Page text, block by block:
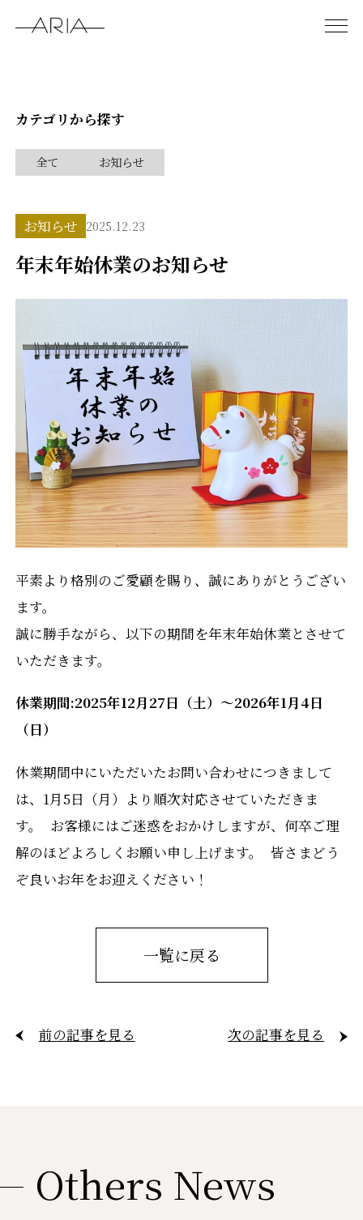
お知らせ 2025.12.23
年末年始休業のお知らせ
平素より格別のご愛顧を賜り、誠にありがとうござい
ます。
誠に勝手ながら、以下の期間を年末年始休業とさせて
いただきます。
休業期間:2025年12月27日（土）～2026年1月4日
（日）
休業期間中にいただいたお問い合わせにつきまして
は、1月5日（月）より順次対応させていただきま
す。 お客様にはご迷惑をおかけしますが、何卒ご理
解のほどよろしくお願い申し上げます。 皆さまどう
ぞ良いお年をお迎えください！
一覧に戻る
前の記事を見る 次の記事を見る
カテゴリから探す
全て お知らせ
Others News